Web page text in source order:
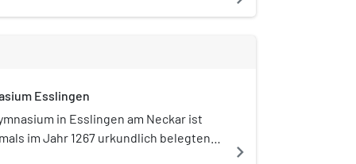
Esslingen
in Esslingen am Neckar ist
im Jahr 1267 urkundlich belegten
navigate_next